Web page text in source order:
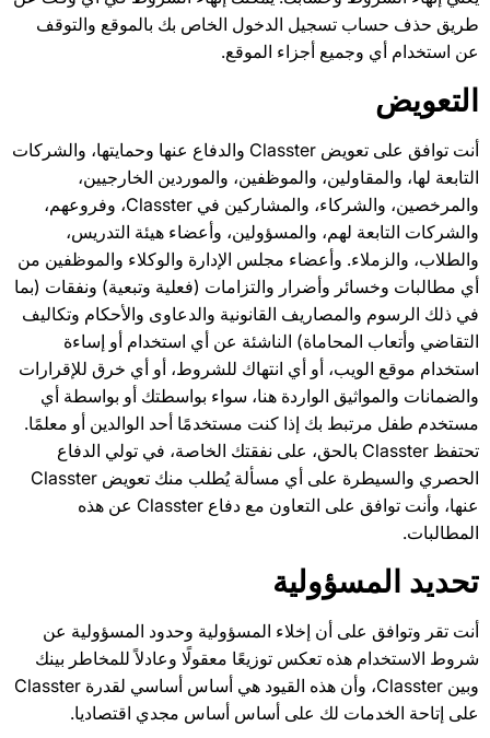
طريق حذف حساب تسجيل الدخول الخاص بك بالموقع والتوقف
عن استخدام أي وجميع أجزاء الموقع.
التعويض
أنت توافق على تعويض Classter والدفاع عنها وحمايتها، والشركات
التابعة لها، والمقاولين، والموظفين، والموردين الخارجيين،
والمرخصين، والشركاء، والمشاركين في Classter، وفروعهم،
والشركات التابعة لهم، والمسؤولين، وأعضاء هيئة التدريس،
والطلاب، والزملاء. وأعضاء مجلس الإدارة والوكلاء والموظفين من
أي مطالبات وخسائر وأضرار والتزامات (فعلية وتبعية) ونفقات (بما
في ذلك الرسوم والمصاريف القانونية والدعاوى والأحكام وتكاليف
التقاضي وأتعاب المحاماة) الناشئة عن أي استخدام أو إساءة
استخدام موقع الويب، أو أي انتهاك للشروط، أو أي خرق للإقرارات
والضمانات والمواثيق الواردة هنا، سواء بواسطتك أو بواسطة أي
مستخدم طفل مرتبط بك إذا كنت مستخدمًا أحد الوالدين أو معلمًا.
تحتفظ Classter بالحق، على نفقتك الخاصة، في تولي الدفاع
الحصري والسيطرة على أي مسألة يُطلب منك تعويض Classter
عنها، وأنت توافق على التعاون مع دفاع Classter عن هذه
المطالبات.
تحديد المسؤولية
أنت تقر وتوافق على أن إخلاء المسؤولية وحدود المسؤولية عن
شروط الاستخدام هذه تعكس توزيعًا معقولًا وعادلاً للمخاطر بينك
وبين Classter، وأن هذه القيود هي أساس أساسي لقدرة Classter
على إتاحة الخدمات لك على أساس أساس مجدي اقتصاديا.